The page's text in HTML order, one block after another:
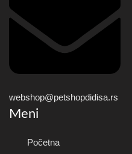
webshop@petshopdidisa.rs
Meni
Početna